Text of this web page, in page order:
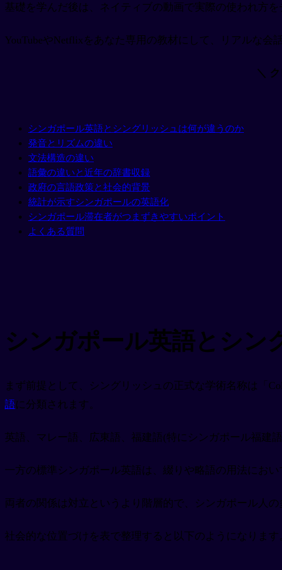
基礎を学んだ後は、ネイティブの動画で実際の使われ方
YouTubeやNetflixをあなた専用の教材にして、リアルな会
＼
シンガポール英語とシングリッシュは何が違うのか
発音とリズムの違い
文法構造の違い
語彙の違いと近年の辞書収録
政府の言語政策と社会的背景
統計が示すシンガポールの英語化
シンガポール滞在者がつまずきやすいポイント
よくある質問
シンガポール英語とシン
まず前提として、シングリッシュの正式な学術名称は「
語に分類されます。
英語、マレー語、広東語、福建語(特にシンガポール福建
一方の標準シンガポール英語は、綴りや略語の用法にお
両者の関係は対立というより階層的で、シンガポール人
社会的な位置づけを表で整理すると以下のようになります